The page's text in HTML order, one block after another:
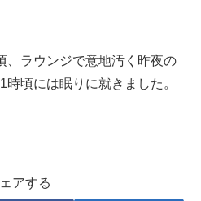
、ラウンジで意地汚く昨夜の
頃には眠りに就きました。
アする